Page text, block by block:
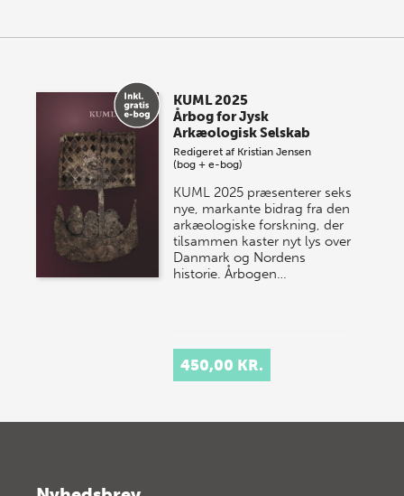
KUML 2025
Årbog for Jysk
Arkæologisk Selskab
Redigeret af Kristian Jensen
(bog + e-bog)
KUML 2025 præsenterer seks
nye, markante bidrag fra den
arkæologiske forskning, der
tilsammen kaster nyt lys over
Danmark og Nordens
historie. Årbogen…
450,00 KR.